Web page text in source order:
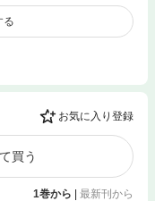
る
お気に入り登録
買う
1巻から | 最新刊から